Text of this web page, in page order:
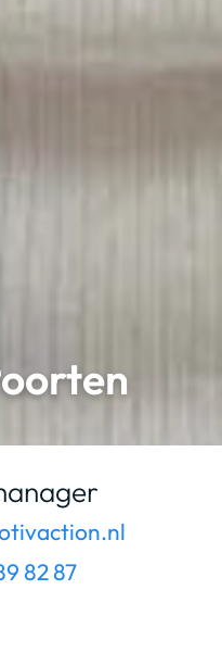
82 87